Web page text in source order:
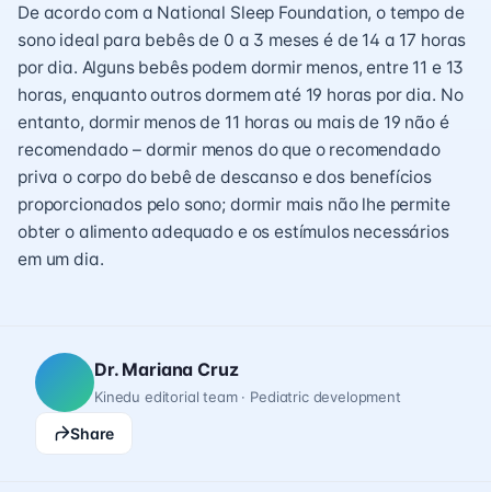
De acordo com a National Sleep Foundation, o tempo de
sono ideal para bebês de 0 a 3 meses é de 14 a 17 horas
por dia. Alguns bebês podem dormir menos, entre 11 e 13
horas, enquanto outros dormem até 19 horas por dia. No
entanto, dormir menos de 11 horas ou mais de 19 não é
recomendado – dormir menos do que o recomendado
priva o corpo do bebê de descanso e dos benefícios
proporcionados pelo sono; dormir mais não lhe permite
obter o alimento adequado e os estímulos necessários
em um dia.
Dr. Mariana Cruz
Kinedu editorial team · Pediatric development
Share